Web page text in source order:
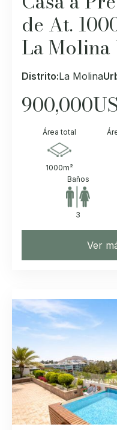
de At.
La
Distrito:La Molina
900,000
Área total
1000m²
Baños
3
Ver